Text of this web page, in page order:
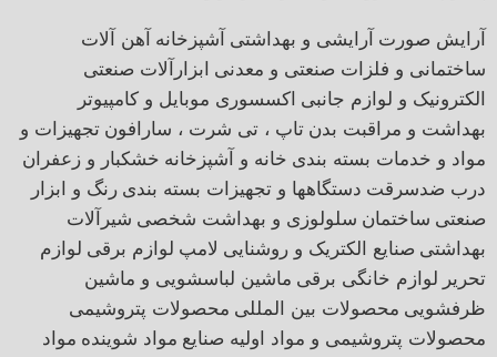
آرایش صورت آرایشی و بهداشتی آشپزخانه آهن آلات
ساختمانی و فلزات صنعتی و معدنی ابزارآلات صنعتی
الکترونیک و لوازم جانبی اکسسوری موبایل و کامپیوتر
بهداشت و مراقبت بدن تاپ ، تی شرت ، سارافون تجهیزات و
مواد و خدمات بسته بندی خانه و آشپزخانه خشکبار و زعفران
درب ضدسرقت دستگاهها و تجهیزات بسته بندی رنگ و ابزار
صنعتی ساختمان سلولوزی و بهداشت شخصی شیرآلات
بهداشتی صنایع الکتریک و روشنایی لامپ لوازم برقی لوازم
تحریر لوازم خانگی برقی ماشین لباسشویی و ماشین
ظرفشویی محصولات بین المللی محصولات پتروشیمی
محصولات پتروشیمی و مواد اولیه صنایع مواد شوینده مواد